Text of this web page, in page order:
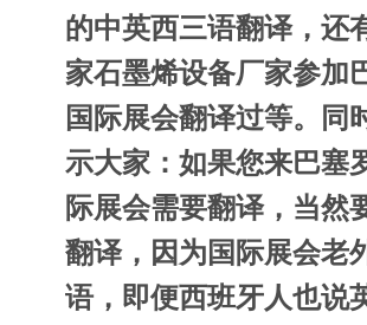
的中英西三语翻译，还
家石墨烯设备厂家参加
国际展会翻译过等。同
示大家：如果您来巴塞
际展会需要翻译，当然
翻译，因为国际展会老
语，即便西班牙人也说